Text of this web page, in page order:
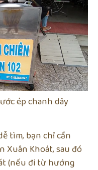
ép chanh dây
tìm, bạn chỉ cần
Xuân Khoát, sau đó
(nếu đi từ hướng